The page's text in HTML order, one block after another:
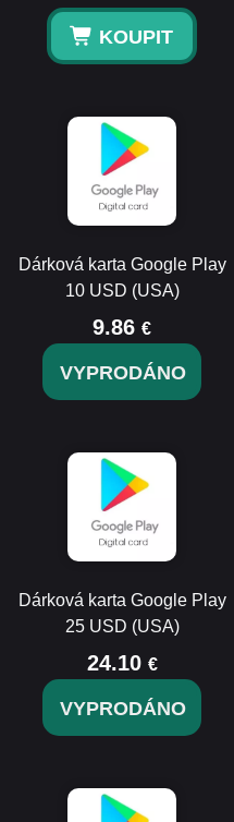
KOUPIT
Dárková karta Google Play
10 USD (USA)
9.86 €
VYPRODÁNO
Dárková karta Google Play
25 USD (USA)
24.10 €
VYPRODÁNO